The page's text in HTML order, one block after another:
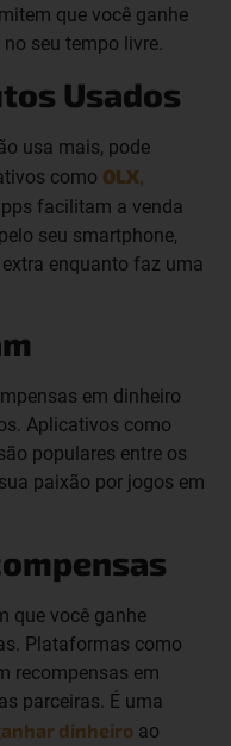
que você ganhe
seu tempo livre.
Usados
usa mais, pode
como OLX,
facilitam a venda
seu smartphone,
enquanto faz uma
em dinheiro
Aplicativos como
populares entre os
paixão por jogos em
que você ganhe
Plataformas como
recompensas em
parceiras. É uma
dinheiro ao